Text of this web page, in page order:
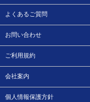
よくあるご質問
お問い合わせ
ご利用規約
会社案内
個人情報保護方針